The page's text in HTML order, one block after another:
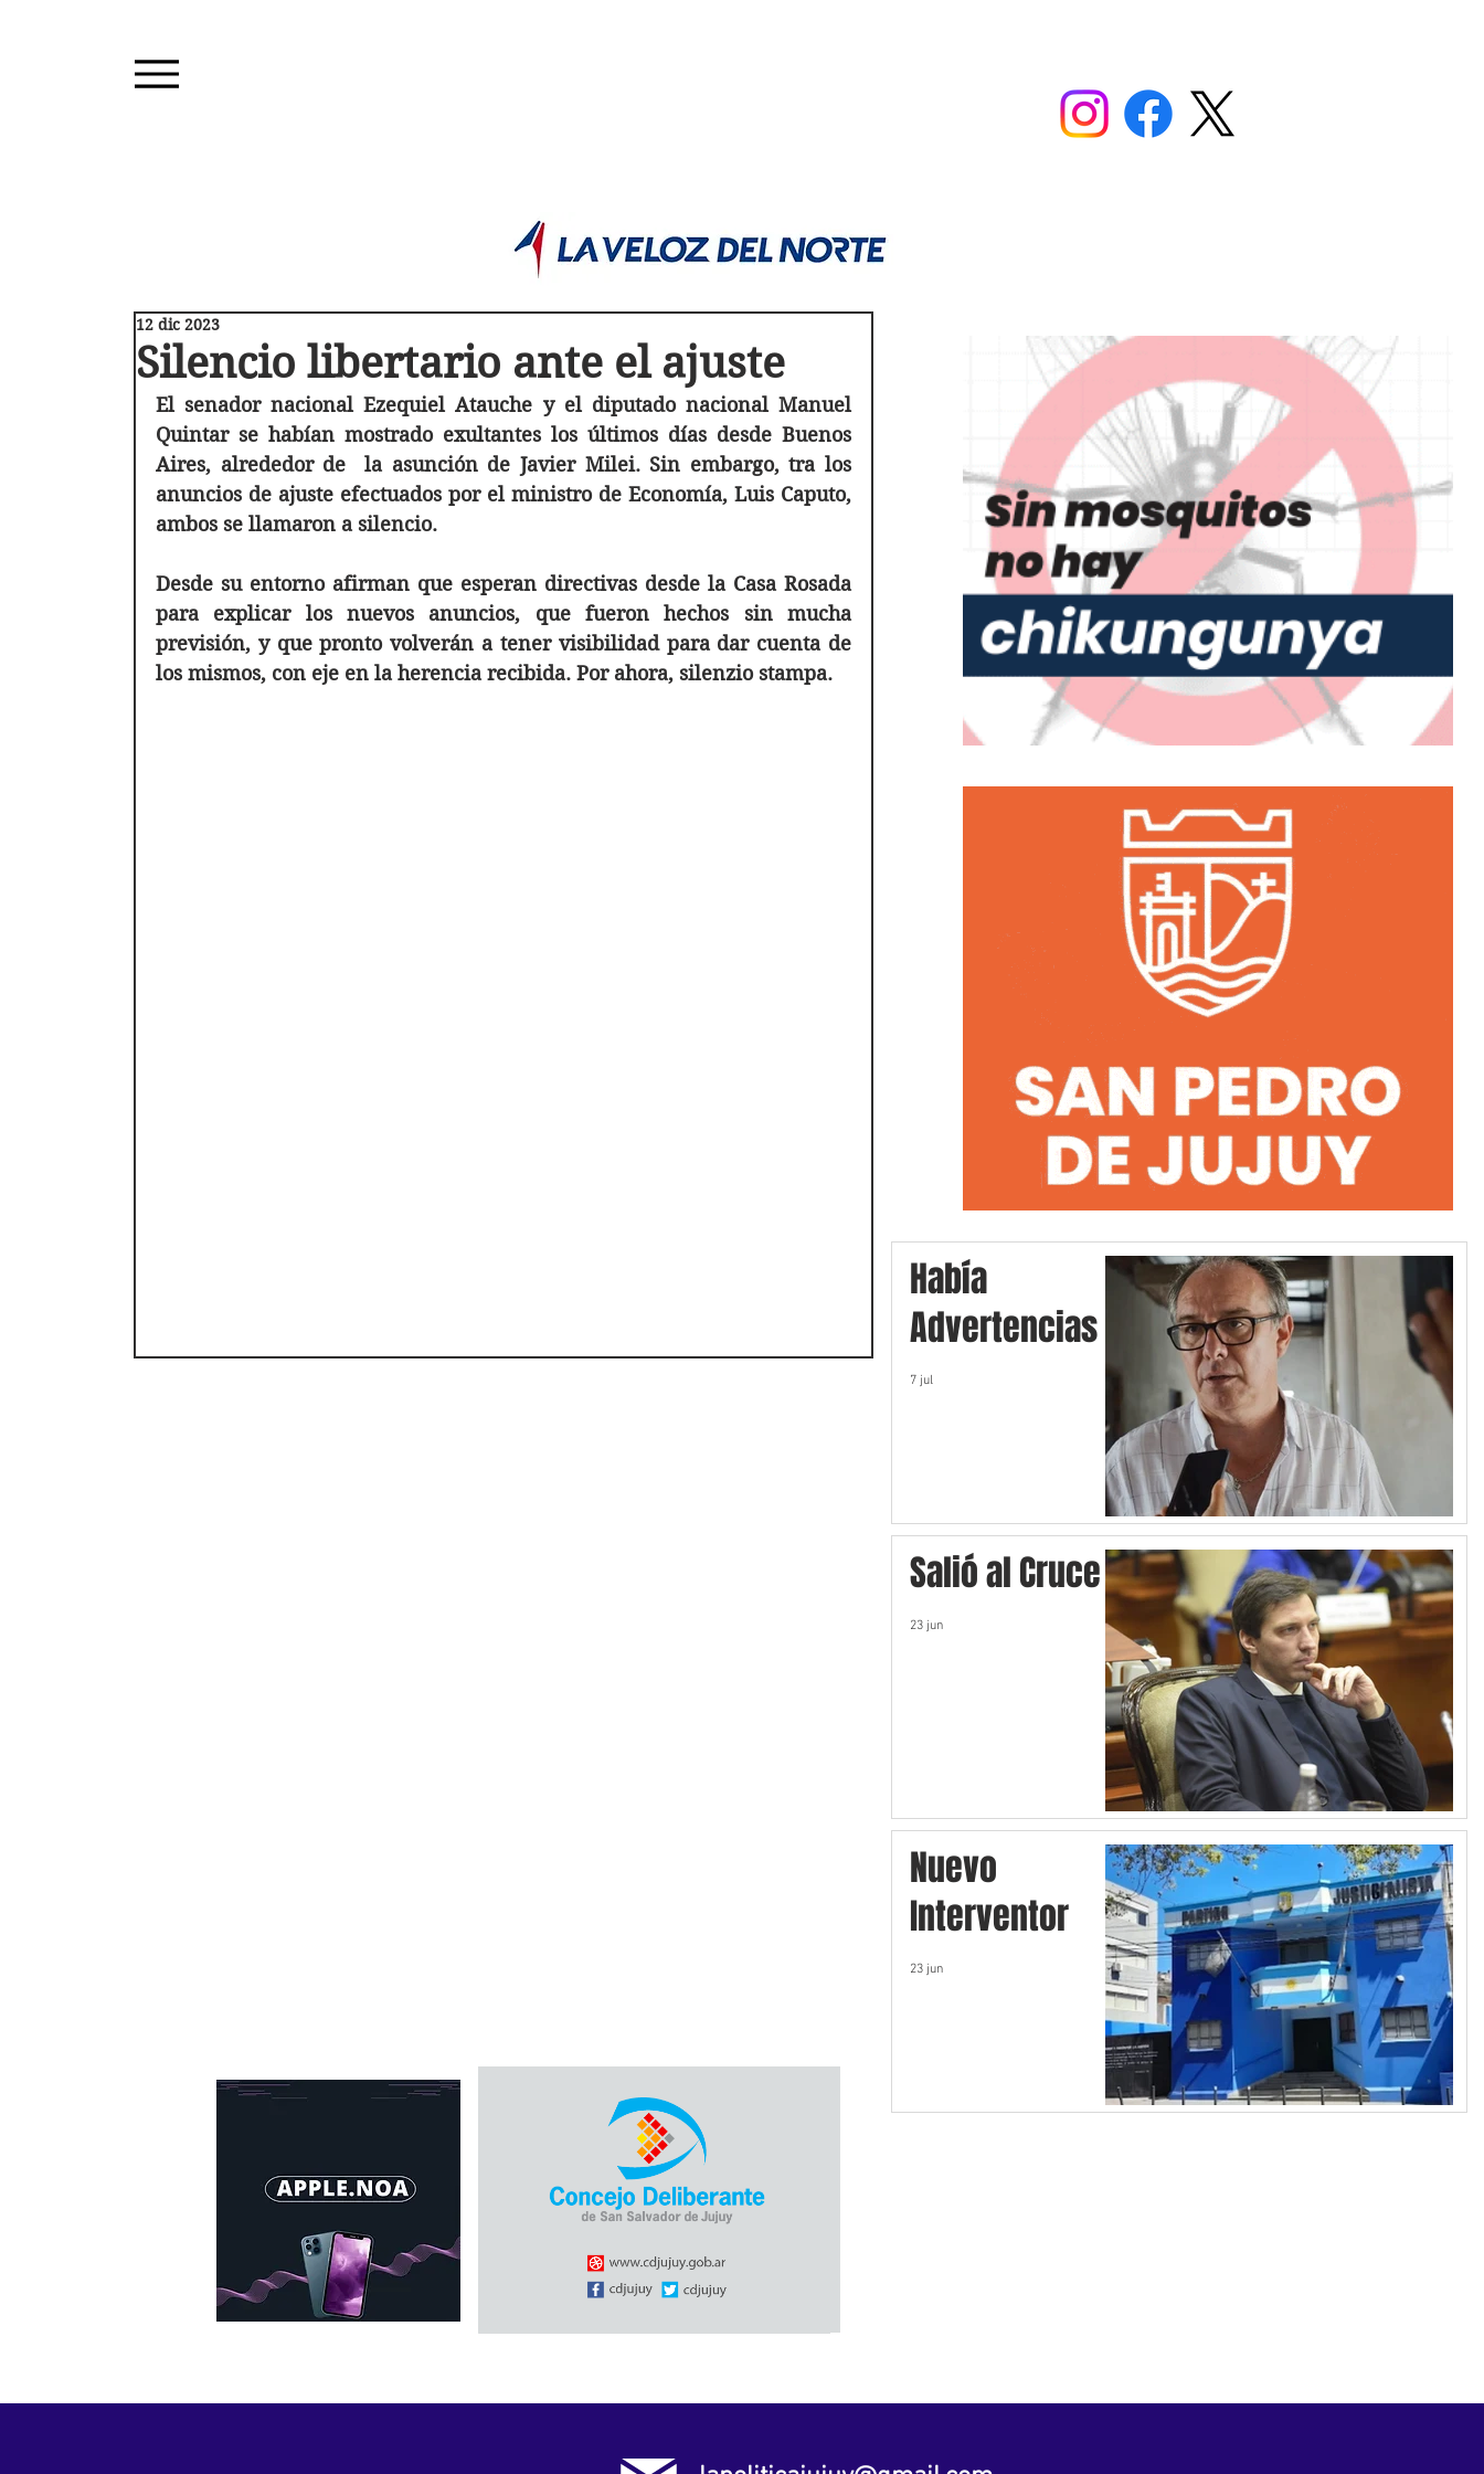
Silencio libertario ante el ajuste
12 dic 2023
El senador nacional Ezequiel Atauche y el diputado nacional Manuel
Quintar se habían mostrado exultantes los últimos días desde Buenos
Aires, alrededor de  la asunción de Javier Milei. Sin embargo, tra los
anuncios de ajuste efectuados por el ministro de Economía, Luis Caputo,
ambos se llamaron a silencio.
Desde su entorno afirman que esperan directivas desde la Casa Rosada
para explicar los nuevos anuncios, que fueron hechos sin mucha
previsión, y que pronto volverán a tener visibilidad para dar cuenta de
los mismos, con eje en la herencia recibida. Por ahora, silenzio stampa.
Había
Advertencias
7 jul
Salió al Cruce
23 jun
Nuevo
Interventor
23 jun